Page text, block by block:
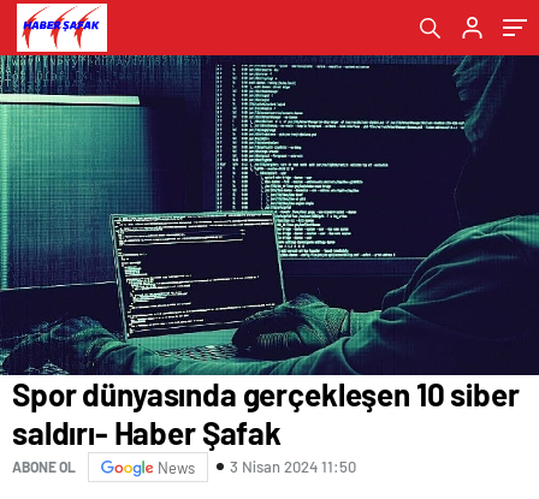
Spor dünyasında gerçekleşen 10 siber
saldırı- Haber Şafak
ABONE OL News 3 Nisan 2024 11:50